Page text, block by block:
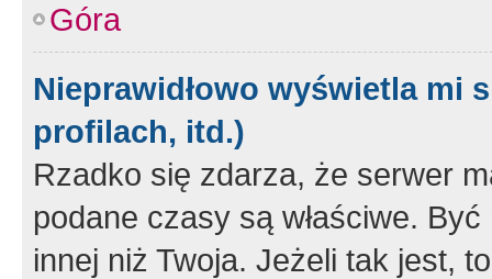
Góra
Nieprawidłowo wyświetla mi
profilach, itd.)
Rzadko się zdarza, że serwer
podane czasy są właściwe.
innej niż Twoja. Jeżeli tak jest,